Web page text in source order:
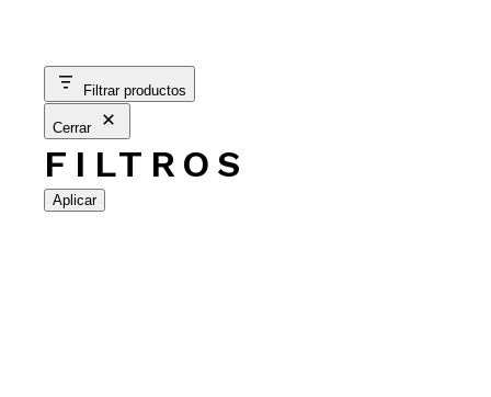
Filtrar productos
Cerrar
FILTROS
Aplicar